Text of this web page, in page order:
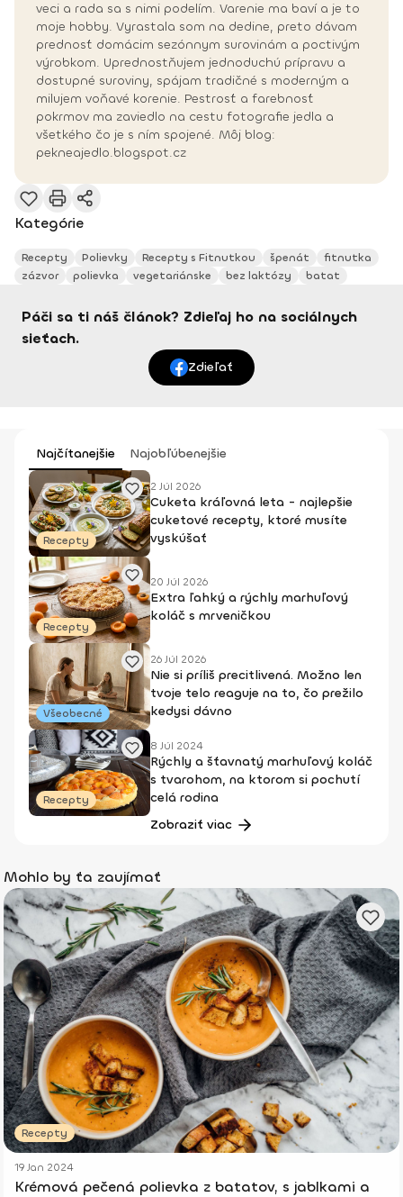
veci a rada sa s nimi podelím. Varenie ma baví a je to
moje hobby. Vyrastala som na dedine, preto dávam
prednosť domácim sezónnym surovinám a poctivým
výrobkom. Uprednostňujem jednoduchú prípravu a
dostupné suroviny, spájam tradičné s moderným a
milujem voňavé korenie. Pestrosť a farebnosť
pokrmov ma zaviedlo na cestu fotografie jedla a
všetkého čo je s ním spojené. Môj blog:
pekneajedlo.blogspot.cz
Kategórie
Recepty Polievky Recepty s Fitnutkou špenát
fitnutka
zázvor
polievka vegetariánske bez laktózy batat
Páči sa ti náš článok? Zdieľaj ho na sociálnych
sieťach.
Zdieľať
Najčítanejšie Najobľúbenejšie
Recepty
2 Júl 2026
Cuketa kráľovná leta - najlepšie
cuketové recepty, ktoré musíte
vyskúšať
Recepty
20 Júl 2026
Extra ľahký a rýchly marhuľový
koláč s mrveničkou
Všeobecné
26 Júl 2026
Nie si príliš precitlivená. Možno len
tvoje telo reaguje na to, čo prežilo
kedysi dávno
Recepty
8 Júl 2024
Rýchly a šťavnatý marhuľový koláč
s tvarohom, na ktorom si pochutí
celá rodina
Zobraziť viac
Mohlo by ťa zaujímať
Recepty
19 Jan 2024
Krémová pečená polievka z batatov, s jablkami a